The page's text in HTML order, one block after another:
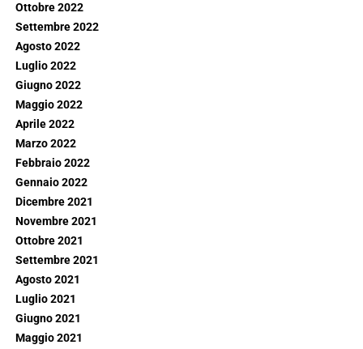
Ottobre 2022
Settembre 2022
Agosto 2022
Luglio 2022
Giugno 2022
Maggio 2022
Aprile 2022
Marzo 2022
Febbraio 2022
Gennaio 2022
Dicembre 2021
Novembre 2021
Ottobre 2021
Settembre 2021
Agosto 2021
Luglio 2021
Giugno 2021
Maggio 2021